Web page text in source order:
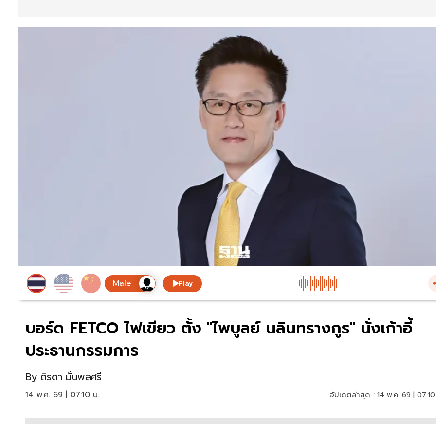
Play
บอร์ด FETCO ไฟเขียว ตั้ง "ไพบูลย์ นลินทรางกูร" นั่งเก้าอี้
ประธานกรรมการ
By ถิรดา มั่นพลศรี
14 พ.ค. 69 | 07:10 น. อัปเดตล่าสุด : 14 พ.ค. 69 |